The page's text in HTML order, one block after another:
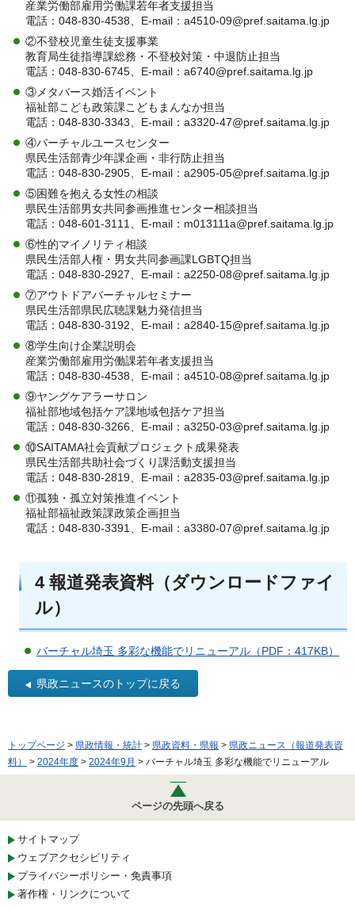
産業労働部雇用労働課若年者支援担当
電話：048-830-4538、E-mail：a4510-09@pref.saitama.lg.jp
②不登校児童生徒支援事業
教育局生徒指導課総務・不登校対策・中退防止担当
電話：048-830-6745、E-mail：a6740@pref.saitama.lg.jp
③メタバース婚活イベント
福祉部こども政策課こどもまんなか担当
電話：048-830-3343、E-mail：a3320-47@pref.saitama.lg.jp
④バーチャルユースセンター
県民生活部青少年課企画・非行防止担当
電話：048-830-2905、E-mail：a2905-05@pref.saitama.lg.jp
⑤困難を抱える女性の相談
県民生活部男女共同参画推進センター相談担当
電話：048-601-3111、E-mail：m013111a@pref.saitama.lg.jp
⑥性的マイノリティ相談
県民生活部人権・男女共同参画課LGBTQ担当
電話：048-830-2927、E-mail：a2250-08@pref.saitama.lg.jp
⑦アウトドアバーチャルセミナー
県民生活部県民広聴課魅力発信担当
電話：048-830-3192、E-mail：a2840-15@pref.saitama.lg.jp
⑧学生向け企業説明会
産業労働部雇用労働課若年者支援担当
電話：048-830-4538、E-mail：a4510-08@pref.saitama.lg.jp
⑨ヤングケアラーサロン
福祉部地域包括ケア課地域包括ケア担当
電話：048-830-3266、E-mail：a3250-03@pref.saitama.lg.jp
⑩SAITAMA社会貢献プロジェクト成果発表
県民生活部共助社会づくり課活動支援担当
電話：048-830-2819、E-mail：a2835-03@pref.saitama.lg.jp
⑪孤独・孤立対策推進イベント
福祉部福祉政策課政策企画担当
電話：048-830-3391、E-mail：a3380-07@pref.saitama.lg.jp
4 報道発表資料（ダウンロードファイ
ル）
バーチャル埼玉 多彩な機能でリニューアル（PDF：417KB）
県政ニュースのトップに戻る
トップページ > 県政情報・統計 > 県政資料・県報 > 県政ニュース（報道発表資
料）
> 2024年度 > 2024年9月 > バーチャル埼玉 多彩な機能でリニューアル
ページの先頭へ戻る
サイトマップ
ウェブアクセシビリティ
プライバシーポリシー・免責事項
著作権・リンクについて